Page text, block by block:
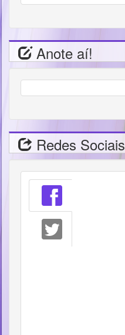
Anote aí!
Redes Sociais